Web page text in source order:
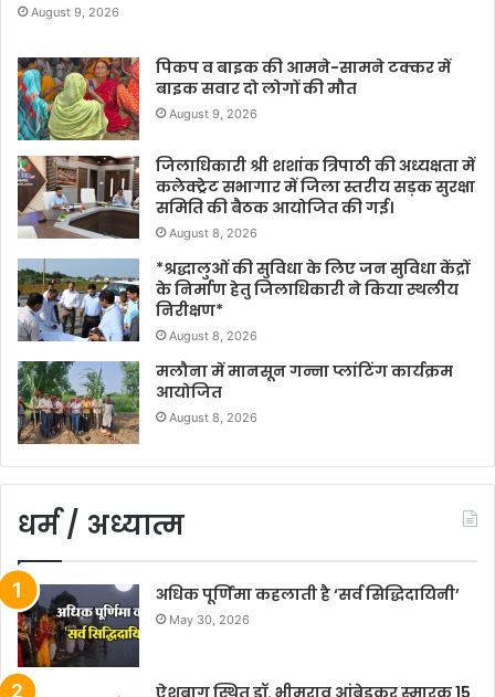
August 9, 2026
पिकप व बाइक की आमने-सामने टक्कर में
बाइक सवार दो लोगों की मौत
August 9, 2026
जिलाधिकारी श्री शशांक त्रिपाठी की अध्यक्षता में
कलेक्ट्रेट सभागार में जिला स्तरीय सड़क सुरक्षा
समिति की बैठक आयोजित की गई।
August 8, 2026
*श्रद्धालुओं की सुविधा के लिए जन सुविधा केंद्रों
के निर्माण हेतु जिलाधिकारी ने किया स्थलीय
निरीक्षण*
August 8, 2026
मलौना में मानसून गन्ना प्लांटिंग कार्यक्रम
आयोजित
August 8, 2026
धर्म / अध्यात्म
अधिक पूर्णिमा कहलाती है ‘सर्व सिद्धिदायिनी’
May 30, 2026